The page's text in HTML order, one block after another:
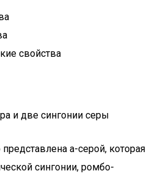
свойства
и две сингонии серы
a-серой, которая
сингонии, ромбо-